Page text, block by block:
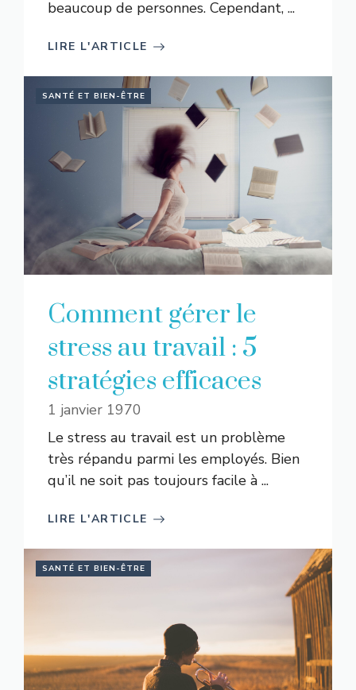
beaucoup de personnes. Cependant, ...
LIRE L'ARTICLE
SANTÉ ET BIEN-ÊTRE
Comment gérer le
stress au travail : 5
stratégies efficaces
1 janvier 1970
Le stress au travail est un problème
très répandu parmi les employés. Bien
qu’il ne soit pas toujours facile à ...
LIRE L'ARTICLE
SANTÉ ET BIEN-ÊTRE